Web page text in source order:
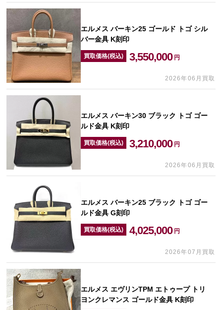
エルメス バーキン25 ゴールド トゴ シル
バー金具 K刻印
買取価格(税込) 3,550,000 円
2026年06月買取
エルメス バーキン30 ブラック トゴ ゴー
ルド金具 K刻印
買取価格(税込) 3,210,000 円
2026年06月買取
エルメス バーキン25 ブラック トゴ ゴー
ルド金具 G刻印
買取価格(税込) 4,025,000 円
2026年07月買取
エルメス エヴリンTPM エトゥープ トリ
ヨンクレマンス ゴールド金具 K刻印